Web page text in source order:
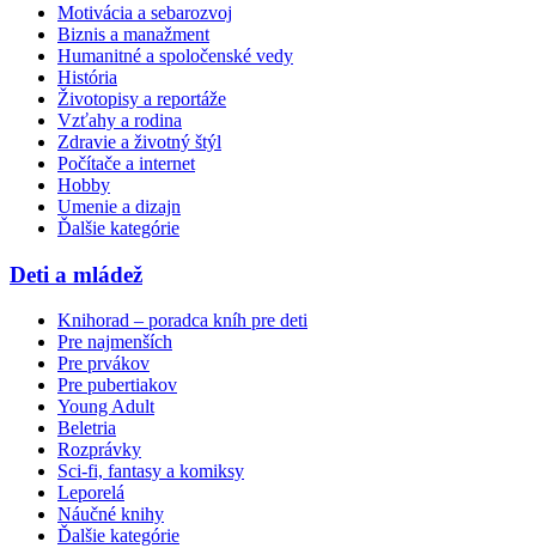
Motivácia a sebarozvoj
Biznis a manažment
Humanitné a spoločenské vedy
História
Životopisy a reportáže
Vzťahy a rodina
Zdravie a životný štýl
Počítače a internet
Hobby
Umenie a dizajn
Ďalšie kategórie
Deti a mládež
Knihorad – poradca kníh pre deti
Pre najmenších
Pre prvákov
Pre pubertiakov
Young Adult
Beletria
Rozprávky
Sci-fi, fantasy a komiksy
Leporelá
Náučné knihy
Ďalšie kategórie